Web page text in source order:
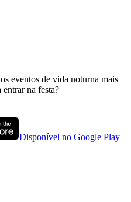
eventos de vida noturna mais
entrar na festa?
Disponível no Google Play